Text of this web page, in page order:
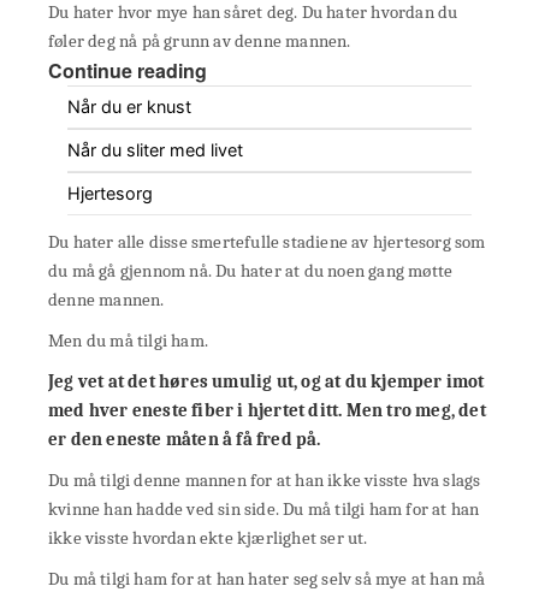
Du hater hvor mye han såret deg. Du hater hvordan du
føler deg nå på grunn av denne mannen.
Continue reading
Når du er knust
Når du sliter med livet
Hjertesorg
Du hater alle disse smertefulle stadiene av hjertesorg som
du må gå gjennom nå. Du hater at du noen gang møtte
denne mannen.
Men du må tilgi ham.
Jeg vet at det høres umulig ut, og at du kjemper imot
med hver eneste fiber i hjertet ditt. Men tro meg, det
er den eneste måten å få fred på.
Du må tilgi denne mannen for at han ikke visste hva slags
kvinne han hadde ved sin side. Du må tilgi ham for at han
ikke visste hvordan ekte kjærlighet ser ut.
Du må tilgi ham for at han hater seg selv så mye at han må